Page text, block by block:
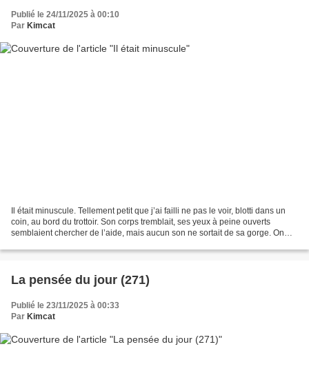
Publié le 24/11/2025 à 00:10
Par Kimcat
Il était minuscule. Tellement petit que j’ai failli ne pas le voir, blotti dans un
coin, au bord du trottoir. Son corps tremblait, ses yeux à peine ouverts
semblaient chercher de l’aide, mais aucun son ne sortait de sa gorge. On
La pensée du jour (271)
Publié le 23/11/2025 à 00:33
Par Kimcat